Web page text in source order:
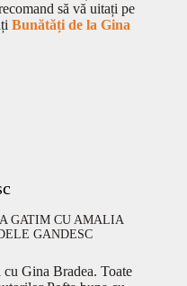
să vă uitați pe
Bunătăți de la Gina
GATIM CU AMALIA
GANDESC
Gina Bradea. Toate